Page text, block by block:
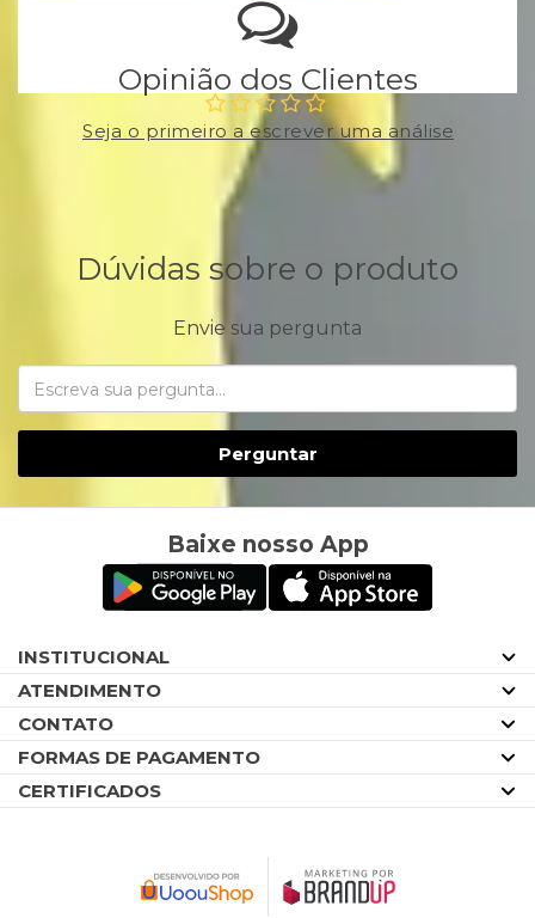
Opinião dos Clientes
Seja o primeiro a escrever uma análise
Dúvidas sobre o produto
Envie sua pergunta
Perguntar
Baixe nosso App
INSTITUCIONAL
ATENDIMENTO
CONTATO
FORMAS DE PAGAMENTO
CERTIFICADOS